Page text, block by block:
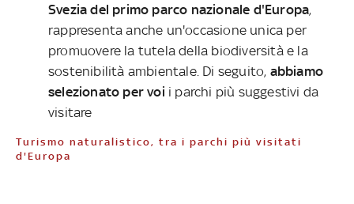
Svezia del primo parco nazionale d'Europa,
rappresenta anche un'occasione unica per
promuovere la tutela della biodiversità e la
sostenibilità ambientale. Di seguito, abbiamo
selezionato per voi i parchi più suggestivi da
visitare
Turismo naturalistico, tra i parchi più visitati
d'Europa